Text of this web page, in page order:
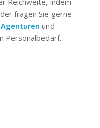
fragen Sie gerne
und
Personalbedarf.